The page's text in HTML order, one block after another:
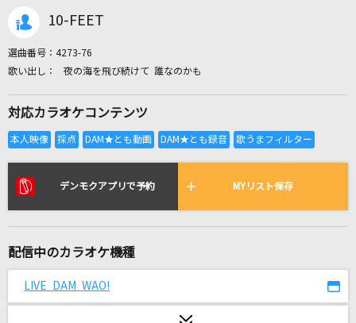
全国りれき
リアルタイムで歌われている曲の一覧
謎
10-FEET
選曲番号： 4273-76
夜の海を飛び続けて 誰なのかも
対応カラオケコンテンツ
デンモクアプリで予約 MYリスト保存
配信中のカラオケ機種
LIVE DAM WAO!